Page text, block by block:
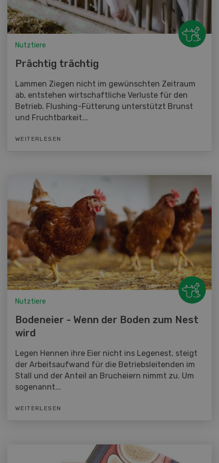
Nutztiere
Prächtig trächtig
Lammen Ziegen nicht im gewünschten Zeitraum
ab, entstehen wirtschaftliche Verluste für den
Betrieb. Flushing-Fütterung unterstützt Brunst
und Fruchtbarkeit...
WEITERLESEN
Nutztiere
Bodeneier - Wenn der Boden zum Nest
wird
Legen Hennen ihre Eier nicht ins Legenest, steigt
der Arbeitsaufwand für die Betriebsleitenden im
Stall und der Anteil an Brucheiern nimmt zu. Um
sogenannt...
WEITERLESEN